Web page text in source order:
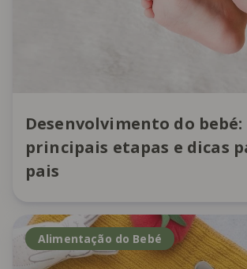
Desenvolvimento do bebé:
principais etapas e dicas
pais
Alimentação do Bebé